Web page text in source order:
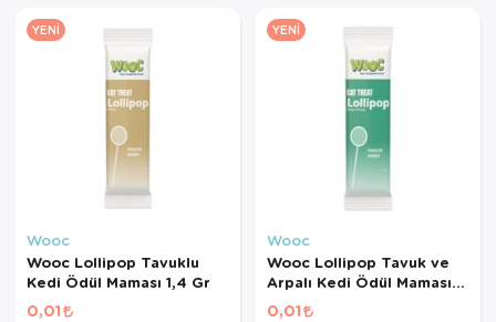
YENI
Wooc
Wooc Lollipop Tavuklu
Kedi Ödül Maması 1,4 Gr
0,01
YENI
Wooc
Wooc Lollipop Tavuk ve
Arpalı Kedi Ödül Maması
1,4 Gr
0,01